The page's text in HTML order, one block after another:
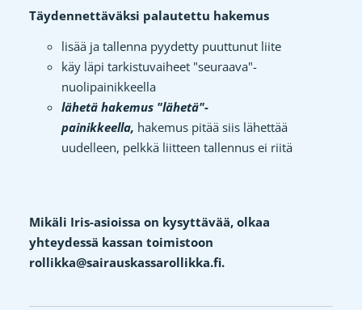
Täydennettäväksi palautettu hakemus
lisää ja tallenna pyydetty puuttunut liite
käy läpi tarkistuvaiheet "seuraava"-
nuolipainikkeella
lähetä hakemus "lähetä"-
painikkeella, hakemus pitää siis lähettää
uudelleen, pelkkä liitteen tallennus ei riitä
Mikäli Iris-asioissa on kysyttävää, olkaa
yhteydessä kassan toimistoon
rollikka@sairauskassarollikka.fi.